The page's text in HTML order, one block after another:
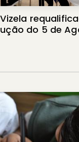
do 5 de